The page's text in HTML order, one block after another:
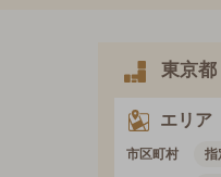
東京都
エリア
市区町村 指